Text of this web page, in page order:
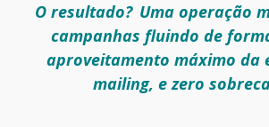
O resultado? Uma operação
campanhas fluindo de
aproveitamento máximo da
mailing, e zero